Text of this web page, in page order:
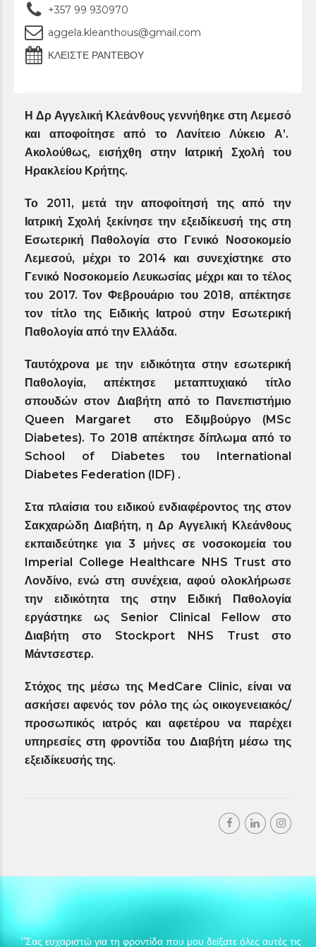
+357 99 930970
aggela.kleanthous@gmail.com
ΚΛΕΙΣΤΕ ΡΑΝΤΕΒΟΥ
Η Δρ Αγγελική Κλεάνθους γεννήθηκε στη Λεμεσό
και αποφοίτησε από το Λανίτειο Λύκειο Α’.
Ακολούθως, εισήχθη στην Ιατρική Σχολή του
Ηρακλείου Κρήτης.
Το 2011, μετά την αποφοίτησή της από την
Ιατρική Σχολή ξεκίνησε την εξειδίκευσή της στη
Εσωτερική Παθολογία στο Γενικό Νοσοκομείο
Λεμεσού, μέχρι το 2014 και συνεχίστηκε στο
Γενικό Νοσοκομείο Λευκωσίας μέχρι και το τέλος
του 2017. Τον Φεβρουάριο του 2018, απέκτησε
τον τίτλο της Ειδικής Ιατρού στην Εσωτερική
Παθολογία από την Ελλάδα.
Ταυτόχρονα με την ειδικότητα στην εσωτερική
Παθολογία, απέκτησε μεταπτυχιακό τίτλο
σπουδών στον Διαβήτη από το Πανεπιστήμιο
Queen Margaret στο Εδιμβούργο (MSc
Diabetes). To 2018 απέκτησε δίπλωμα από το
School of Diabetes του International
Diabetes Federation (IDF) .
Στα πλαίσια του ειδικού ενδιαφέροντος της στον
Σακχαρώδη Διαβήτη, η Δρ Αγγελική Κλεάνθους
εκπαιδεύτηκε για 3 μήνες σε νοσοκομεία του
Imperial College Healthcare NHS Trust στο
Λονδίνο, ενώ στη συνέχεια, αφού ολοκλήρωσε
την ειδικότητα της στην Ειδική Παθολογία
εργάστηκε ως Senior Clinical Fellow στο
Διαβήτη στο Stockport NHS Trust στο
Μάντσεστερ.
Στόχος της μέσω της MedCare Clinic, είναι να
ασκήσει αφενός τον ρόλο της ώς οικογενειακός/
προσωπικός ιατρός και αφετέρου να παρέχει
υπηρεσίες στη φροντίδα του Διαβήτη μέσω της
εξειδίκευσής της.
‘’Σας ευχαριστώ για τη φροντίδα που μου δείξατε όλες αυτές τις